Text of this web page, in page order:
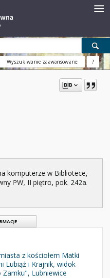
Wyszukiwanie zaawansowane ?
komputerze w Bibliotece,
PW, II piętro, pok. 242a.
z kościołem Matki
Lubiąż i Krajnik, widok
Lubniewice